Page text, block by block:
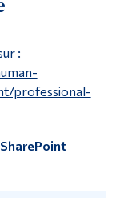
:
professional-